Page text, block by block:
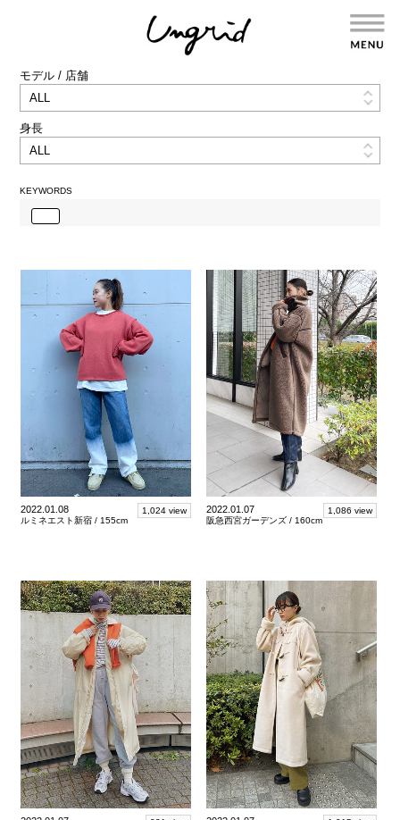
モデル / 店舗
身長
KEYWORDS
2022.01.08
ルミネエスト新宿 /155cm
1,024 view 2022.01.07
阪急西宮ガーデンズ /160cm
1,086 view